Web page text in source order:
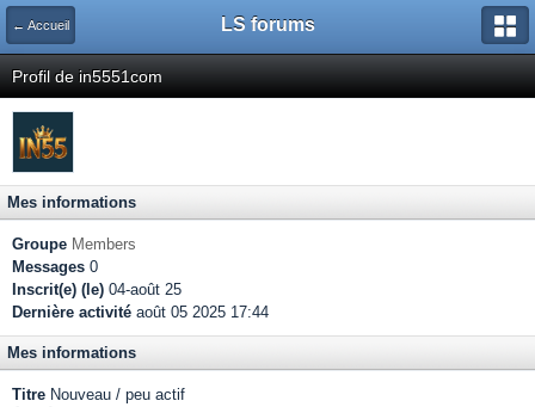
← Accueil LS forums
Profil de in5551com
Mes informations
Groupe Members
Messages 0
Inscrit(e) (le) 04-août 25
Dernière activité août 05 2025 17:44
Mes informations
Titre Nouveau / peu actif